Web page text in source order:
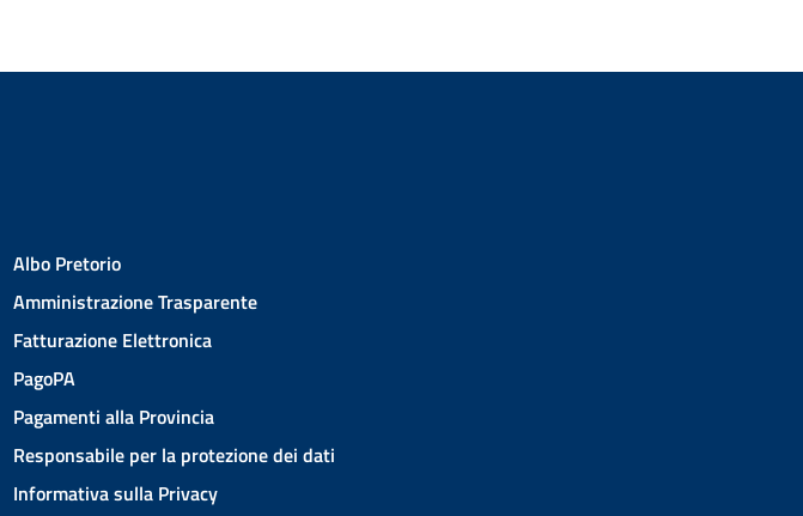
Albo Pretorio
Amministrazione Trasparente
Fatturazione Elettronica
PagoPA
Pagamenti alla Provincia
Responsabile per la protezione dei dati
Informativa sulla Privacy